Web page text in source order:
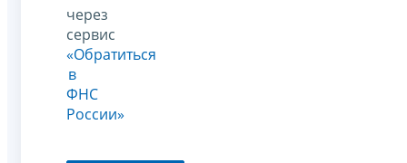
через
сервис
«Обратиться
в
ФНС
России»